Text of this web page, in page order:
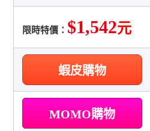
限時特價： $1,542元
蝦皮購物
MOMO購物